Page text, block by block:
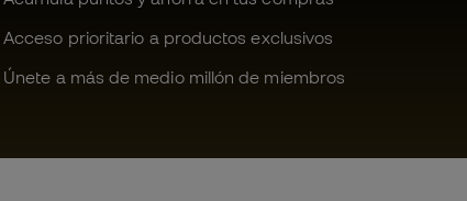
Acceso prioritario a productos exclusivos
Únete a más de medio millón de miembros